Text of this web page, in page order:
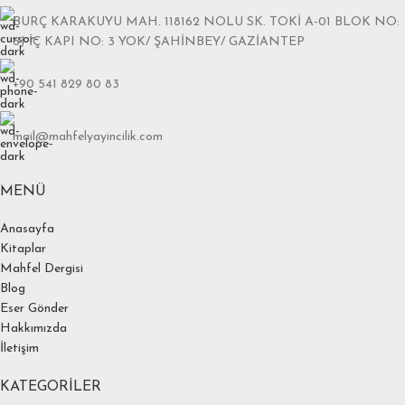
BURÇ KARAKUYU MAH. 118162 NOLU SK. TOKİ A-01 BLOK NO:
6J İÇ KAPI NO: 3 YOK/ ŞAHİNBEY/ GAZİANTEP
+90 541 829 80 83
mail@mahfelyayincilik.com
MENÜ
Anasayfa
Kitaplar
Mahfel Dergisi
Blog
Eser Gönder
Hakkımızda
İletişim
KATEGORILER